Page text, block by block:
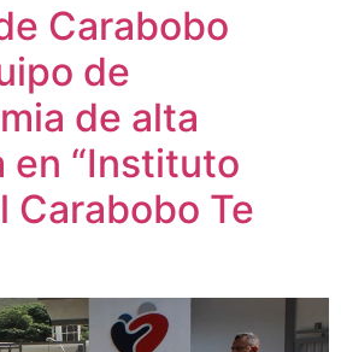
Carabobo
de
de alta
en “Instituto
Carabobo Te